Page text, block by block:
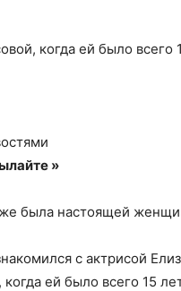
когда ей было всего
»
была настоящей
с актрисой
ей было всего 15